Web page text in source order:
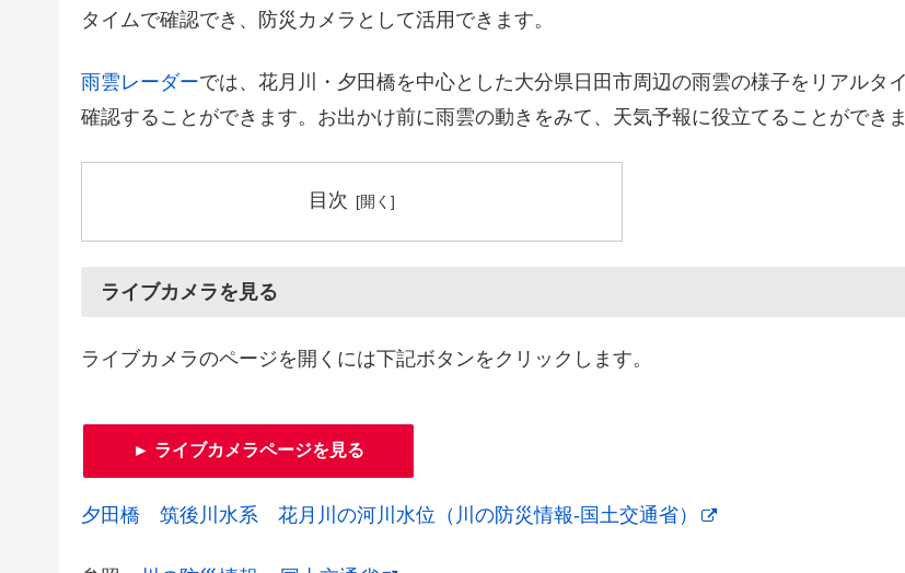
タイムで確認でき、防災カメラとして活用できます。
雨雲レーダーでは、花月川・夕田橋を中心とした大分県日田市周辺の雨雲の様子をリアルタ
確認することができます。お出かけ前に雨雲の動きをみて、天気予報に役立てることができま
目次
ライブカメラを見る
ライブカメラのページを開くには下記ボタンをクリックします。
► ライブカメラページを見る
夕田橋 筑後川水系 花月川の河川水位（川の防災情報-国土交通省）